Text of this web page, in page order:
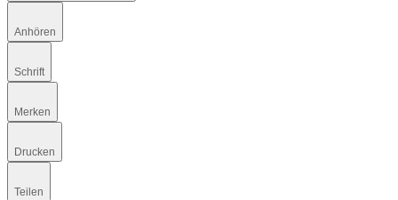
Anhören
Schrift
Merken
Drucken
Teilen